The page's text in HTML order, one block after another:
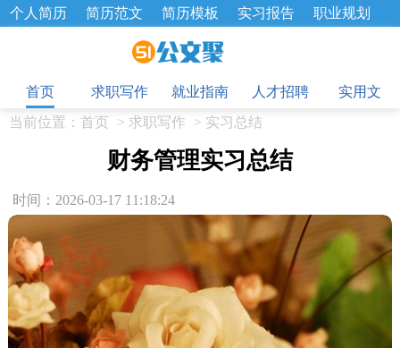
个人简历 简历范文 简历模板 实习报告
职业规划
招聘选拔 绩效考核
工作总结
辞职报告
首页
求职写作 就业指南 人才招聘
实用文
当前位置： 首页 > 求职写作 > 实习总结
财务管理实习总结
时间：2026-03-17 11:18:24